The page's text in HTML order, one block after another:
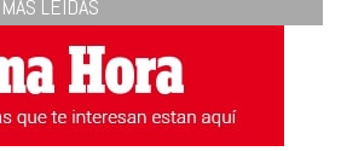
MÁS LEÍDAS